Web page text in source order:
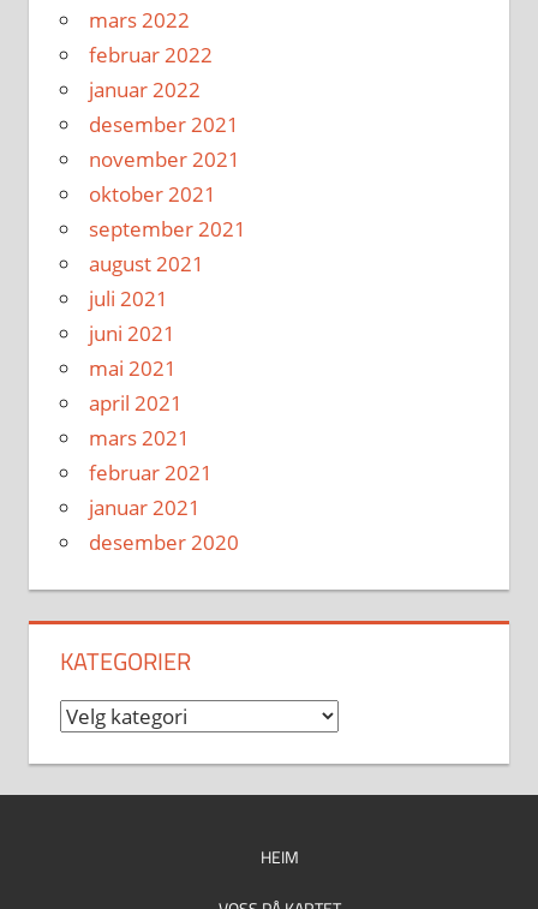
mars 2022
februar 2022
januar 2022
desember 2021
november 2021
oktober 2021
september 2021
august 2021
juli 2021
juni 2021
mai 2021
april 2021
mars 2021
februar 2021
januar 2021
desember 2020
KATEGORIER
Kategorier
HEIM